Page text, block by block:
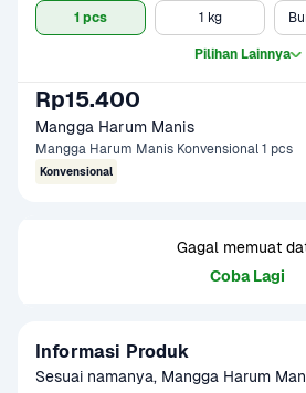
1 pcs 1 kg
Pilihan Lainnya
Rp15.400
Mangga Harum Manis
Mangga Harum Manis Konvensional 1 pcs
Konvensional
Gagal memuat
Coba Lagi
Informasi Produk
Sesuai namanya, Mangga Harum